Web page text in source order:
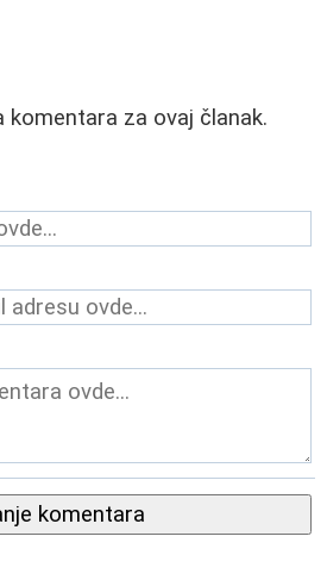
komentara za ovaj članak.
komentara